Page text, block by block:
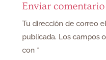
Enviar comentario
Tu dirección de correo
publicada. Los campos
con *